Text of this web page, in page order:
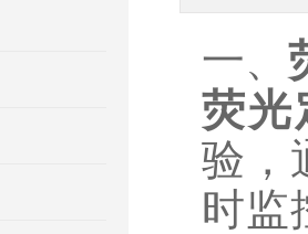
一、
荧光
验，
时监